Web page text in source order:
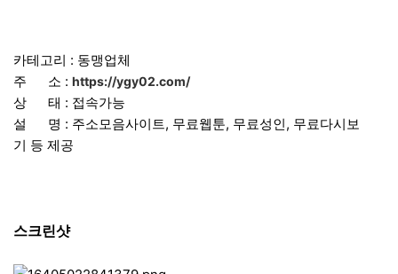
카테고리 : 동맹업체
주 소 : https://ygy02.com/
상 태 : 접속가능
설 명 : 주소모음사이트, 무료웹툰, 무료성인, 무료다시보
기 등 제공
스크린샷